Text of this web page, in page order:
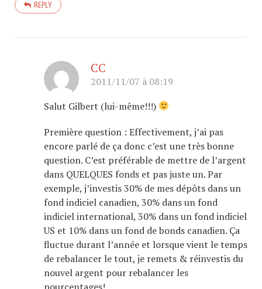
REPLY
CC
2011/11/07 à 08:19
Salut Gilbert (lui-même!!!)
Première question : Effectivement, j’ai pas
encore parlé de ça donc c’est une très bonne
question. C’est préférable de mettre de l’argent
dans QUELQUES fonds et pas juste un. Par
exemple, j’investis 30% de mes dépôts dans un
fond indiciel canadien, 30% dans un fond
indiciel international, 30% dans un fond indiciel
US et 10% dans un fond de bonds canadien. Ça
fluctue durant l’année et lorsque vient le temps
de rebalancer le tout, je remets & réinvestis du
nouvel argent pour rebalancer les